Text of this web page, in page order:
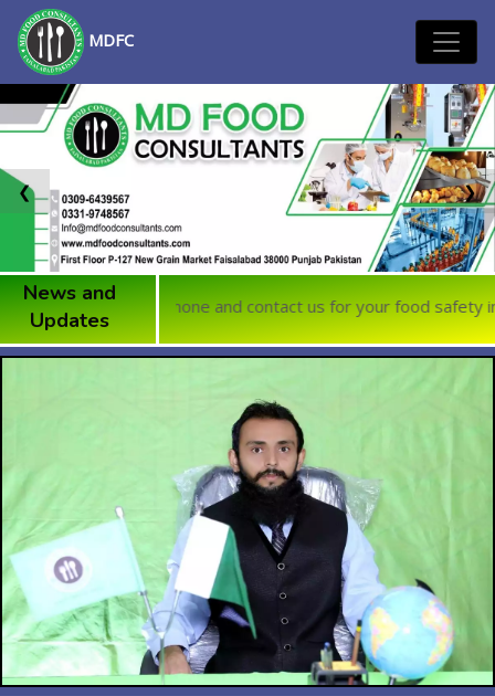
MDFC
❮ ❯
News and
Updates
pic your phone and contact us for your food safety